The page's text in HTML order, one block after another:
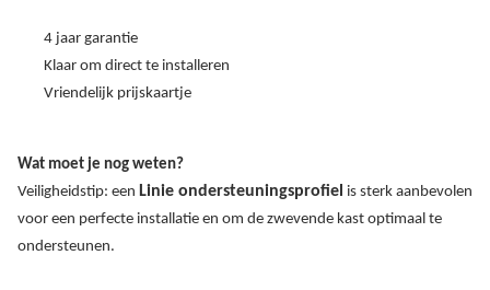
4 jaar garantie
Klaar om direct te installeren
Vriendelijk prijskaartje
Wat moet je nog weten?
Veiligheidstip: een Linie ondersteuningsprofiel is sterk aanbevolen
voor een perfecte installatie en om de zwevende kast optimaal te
ondersteunen.